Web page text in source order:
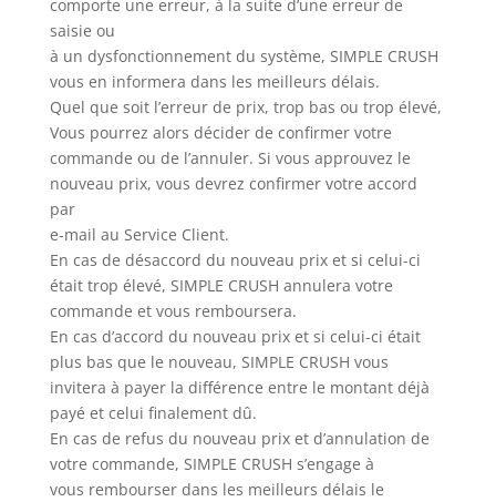
comporte une erreur, à la suite d’une erreur de
saisie ou
à un dysfonctionnement du système, SIMPLE CRUSH
vous en informera dans les meilleurs délais.
Quel que soit l’erreur de prix, trop bas ou trop élevé,
Vous pourrez alors décider de confirmer votre
commande ou de l’annuler. Si vous approuvez le
nouveau prix, vous devrez confirmer votre accord
par
e-mail au Service Client.
En cas de désaccord du nouveau prix et si celui-ci
était trop élevé, SIMPLE CRUSH annulera votre
commande et vous remboursera.
En cas d’accord du nouveau prix et si celui-ci était
plus bas que le nouveau, SIMPLE CRUSH vous
invitera à payer la différence entre le montant déjà
payé et celui finalement dû.
En cas de refus du nouveau prix et d’annulation de
votre commande, SIMPLE CRUSH s’engage à
vous rembourser dans les meilleurs délais le